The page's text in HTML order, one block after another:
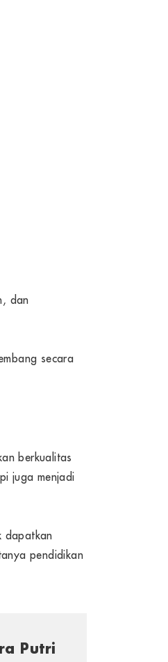
dan
secara
berkualitas
juga menjadi
dapatkan
pendidikan
Putri